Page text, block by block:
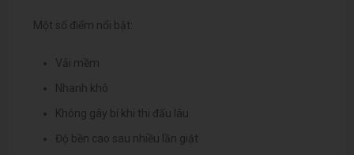
Một số điểm nổi bật:
Vải mềm
Nhanh khô
Không gây bí khi thi đấu lâu
Độ bền cao sau nhiều lần giặt